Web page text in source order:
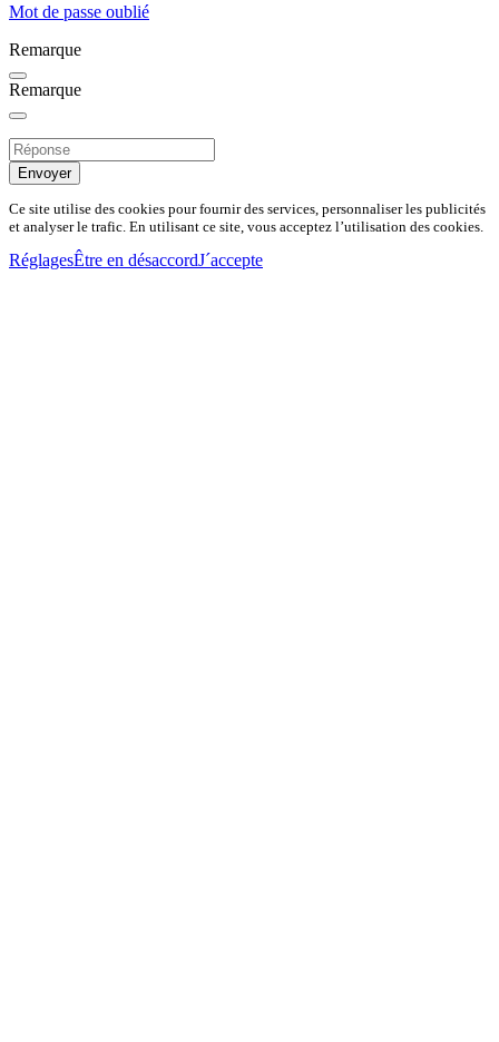
Mot de passe oublié
Remarque
Remarque
Envoyer
Ce site utilise des cookies pour fournir des services, personnaliser les publicités
et analyser le trafic. En utilisant ce site, vous acceptez l’utilisation des cookies.
RéglagesÊtre en désaccordJ´accepte